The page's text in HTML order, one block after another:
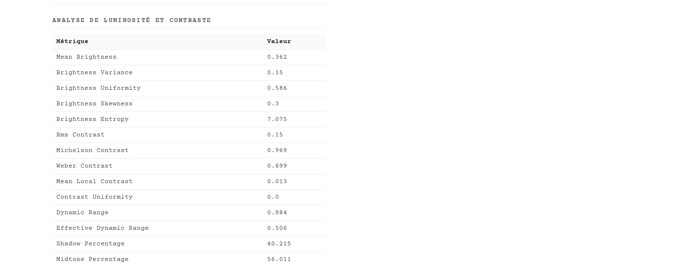
ANALYSE DE LUMINOSITÉ ET CONTRASTE
Métrique Valeur
Mean Brightness 0.362
Brightness Variance 0.15
Brightness Uniformity 0.586
Brightness Skewness 0.3
Brightness Entropy 7.075
Rms Contrast 0.15
Michelson Contrast 0.969
Weber Contrast 0.699
Mean Local Contrast 0.013
Contrast Uniformity 0.0
Dynamic Range 0.984
Effective Dynamic Range 0.506
Shadow Percentage 40.215
Midtone Percentage 56.011